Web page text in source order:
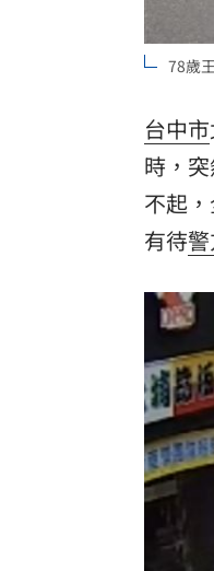
酷澎「
78歲
台中市
時，
不起
有待